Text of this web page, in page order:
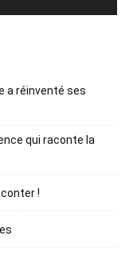
a réinventé ses
qui raconte la
!